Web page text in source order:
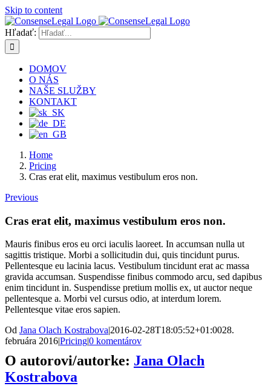
Skip to content
Hľadať:
DOMOV
O NÁS
NAŠE SLUŽBY
KONTAKT
Home
Pricing
Cras erat elit, maximus vestibulum eros non.
Previous
Cras erat elit, maximus vestibulum eros non.
Mauris finibus eros eu orci iaculis laoreet. In accumsan nulla ut
sagittis tristique. Morbi a sollicitudin dui, quis tincidunt purus.
Pellentesque eu lacinia lacus. Vestibulum tincidunt erat ac massa
gravida accumsan. Suspendisse finibus commodo arcu, sed dapibus
enim tincidunt in. Suspendisse pretium mollis ex, ut auctor neque
pellentesque a. Morbi vel cursus odio, at interdum lorem.
Pellentesque vitae eros sapien.
Od Jana Olach Kostrabova|2016-02-28T18:05:52+01:0028.
februára 2016|Pricing|0 komentárov
O autorovi/autorke: Jana Olach
Kostrabova